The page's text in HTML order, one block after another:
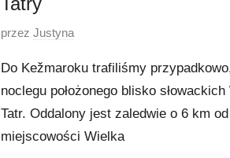
O
u
b
l
i
przezJustyna
Do Kežmaroku trafiliśmy
noclegu położonego blisko
Tatr. Oddalony jest zaledwie o 6 km od
miejscowości Wielka